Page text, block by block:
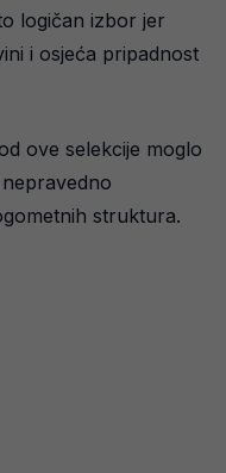
logičan izbor jer
i osjeća pripadnost
ove selekcije moglo
struktura.